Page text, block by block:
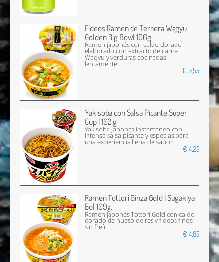
Fideos Ramen de Ternera Wagyu
Golden Big Bowl 106g.
Ramen japonés con caldo dorado
elaborado con extracto de carne
Wagyu y verduras cocinadas
lentamente.
€ 3,55
Yakisoba con Salsa Picante Super
Cup | 102 g
Yakisoba japonés instantáneo con
intensa salsa picante y especias para
una experiencia llena de sabor.
€ 4,25
Ramen Tottori Ginza Gold | Sugakiya
Bol 109g.
Ramen japonés Tottori Gold con caldo
dorado de hueso de res y fideos finos
sin freír.
€ 4,85